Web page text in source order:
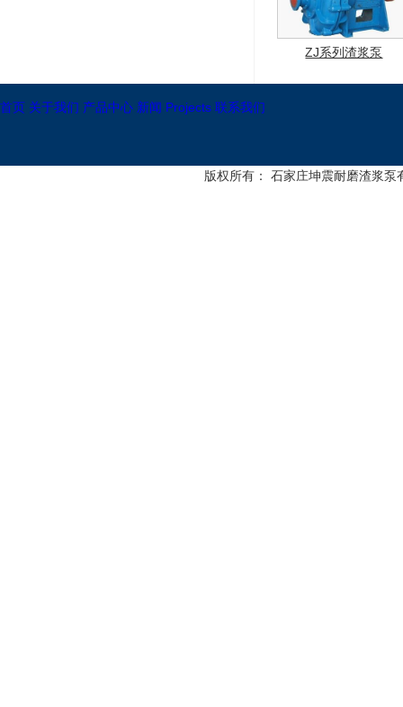
ZJ系列渣浆泵
首页 关于我们 产品中心 新闻 Projects 联系我们
版权所有： 石家庄坤震耐磨渣浆